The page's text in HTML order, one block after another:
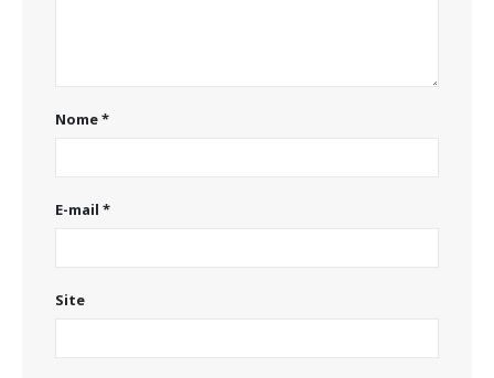
Nome*
E-mail *
Site